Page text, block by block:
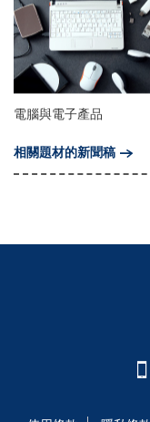
電腦與電子產品
相關題材的新聞稿